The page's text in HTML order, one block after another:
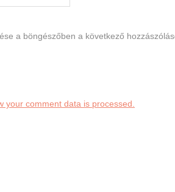
a böngészőben a következő
your comment data is processed.